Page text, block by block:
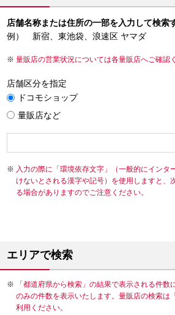
店舗名称または住所の一部を入力して検索
例） 新宿、東池袋、浪速区 ヤマダ
量販店の営業状況については各量販店へご確認
店舗区分を指定
ドコモショップ
量販店など
入力の際に「環境依存文字」（一般的にインタ
けないとされる漢字や記号）を使用しますと、
る場合がありますのでご注意ください。
エリアで検索
「都道府県から検索」の結果で表示される件
のみの件数を表示いたします。量販店の検索は
利用ください。